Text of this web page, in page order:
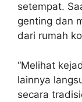
setempat.
genting dan
dari rumah
“Melihat
lainnya
secara